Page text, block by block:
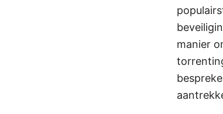
manier